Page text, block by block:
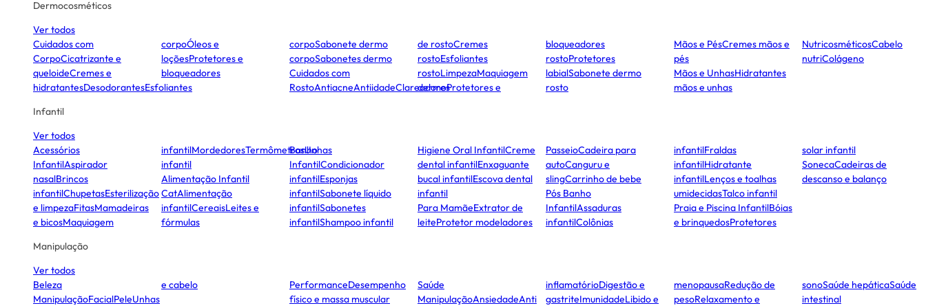
Dermocosméticos
Ver todos
Cuidados com
CorpoCicatrizante e
queloideCremes e
hidratantesDesodorantesEsfoliantes
corpoÓleos e
loçõesProtetores e
bloqueadores
corpoSabonete dermo
corpoSabonetes dermo
Cuidados com
RostoAntiacneAntiidadeClareadores
de rostoCremes
rostoEsfoliantes
rostoLimpezaMaquiagem
dermoProtetores e
bloqueadores
rostoProtetores
labialSabonete dermo
rosto
Mãos e PésCremes mãos e
pés
Mãos e UnhasHidratantes
mãos e unhas
NutricosméticosCabelo
nutriColágeno
Infantil
Ver todos
Acessórios
InfantilAspirador
nasalBrincos
infantilChupetasEsterilização
e limpezaFitasMamadeiras
e bicosMaquiagem
infantilMordedoresTermômetrosUnhas
infantil
Alimentação Infantil
CatAlimentação
infantilCereaisLeites e
fórmulas
Banho
InfantilCondicionador
infantilEsponjas
infantilSabonete líquido
infantilSabonetes
infantilShampoo infantil
Higiene Oral InfantilCreme
dental infantilEnxaguante
bucal infantilEscova dental
infantil
Para MamãeExtrator de
leiteProtetor modeladores
PasseioCadeira para
autoCanguru e
slingCarrinho de bebe
Pós Banho
InfantilAssaduras
infantilColônias
infantilFraldas
infantilHidratante
infantilLenços e toalhas
umidecidasTalco infantil
Praia e Piscina InfantilBóias
e brinquedosProtetores
solar infantil
SonecaCadeiras de
descanso e balanço
Manipulação
Ver todos
Beleza
ManipulaçãoFacialPeleUnhas
e cabelo PerformanceDesempenho
físico e massa muscular
Saúde
ManipulaçãoAnsiedadeAnti
inflamatórioDigestão e
gastriteImunidadeLibido e
menopausaRedução de
pesoRelaxamento e
sonoSaúde hepáticaSaúde
intestinal